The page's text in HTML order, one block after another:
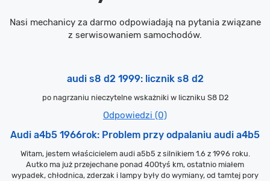
Nasi mechanicy za darmo odpowiadają na pytania związane
z serwisowaniem samochodów.
audi s8 d2 1999: licznik s8 d2
po nagrzaniu nieczytelne wskażniki w liczniku S8 D2
Odpowiedzi (0)
Audi a4b5 1966rok: Problem przy odpalaniu audi a4b5
Witam, jestem właścicielem audi a5b5 z silnikiem 1.6 z 1996 roku.
Autko ma już przejechane ponad 400tyś km, ostatnio miałem
wypadek, chłodnica, zderzak i lampy były do wymiany, od tamtej pory